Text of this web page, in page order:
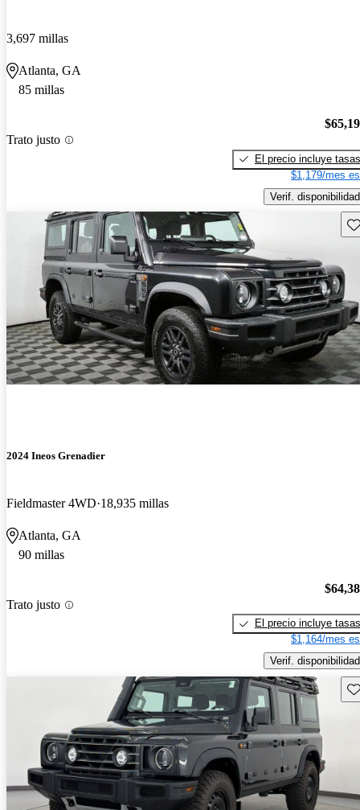
3,697 millas
Atlanta, GA
85 millas
Trato justo
El precio incluye tasas
$1,179/mes
Verif. disponibilidad
2024 Ineos Grenadier
Fieldmaster 4WD 18,935 millas
Atlanta, GA
90 millas
Trato justo
El precio incluye tasas
$1,164/mes
Verif. disponibilidad